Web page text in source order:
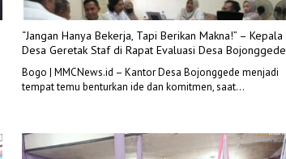
“Jangan Hanya Bekerja, Tapi Berikan Makna!” – Kepala
Desa Geretak Staf di Rapat Evaluasi Desa Bojonggede
Bogo | MMCNews.id – Kantor Desa Bojonggede menjadi
tempat temu benturkan ide dan komitmen, saat…